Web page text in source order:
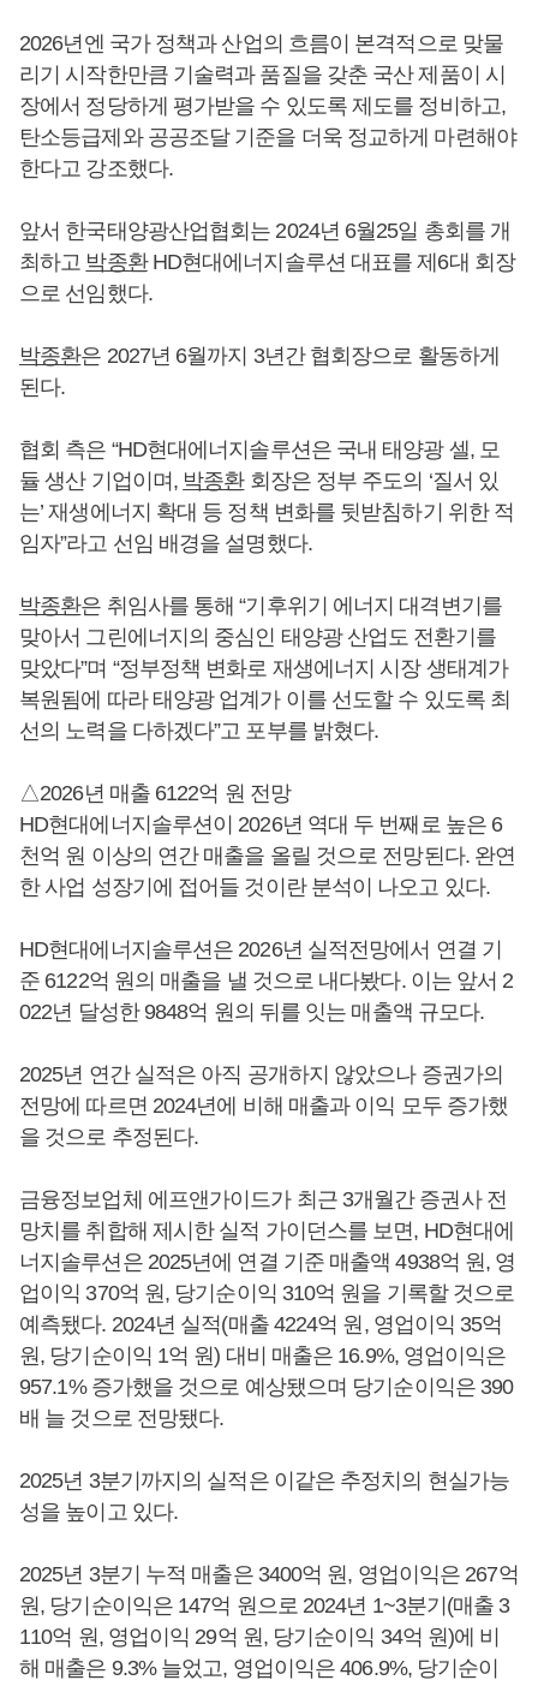
2026년엔 국가 정책과 산업의 흐름이 본격적으로 맞물
리기 시작한만큼 기술력과 품질을 갖춘 국산 제품이 시
장에서 정당하게 평가받을 수 있도록 제도를 정비하고,
탄소등급제와 공공조달 기준을 더욱 정교하게 마련해야
한다고 강조했다.
앞서 한국태양광산업협회는 2024년 6월25일 총회를 개
최하고 박종환HD현대에너지솔루션 대표를 제6대 회장
으로 선임했다.
박종환은 2027년 6월까지 3년간 협회장으로 활동하게
된다.
협회 측은 “HD현대에너지솔루션은 국내 태양광 셀, 모
듈 생산 기업이며, 박종환회장은 정부 주도의 ‘질서 있
는’ 재생에너지 확대 등 정책 변화를 뒷받침하기 위한 적
임자”라고 선임 배경을 설명했다.
박종환은 취임사를 통해 “기후위기 에너지 대격변기를
맞아서 그린에너지의 중심인 태양광 산업도 전환기를
맞았다”며 “정부정책 변화로 재생에너지 시장 생태계가
복원됨에 따라 태양광 업계가 이를 선도할 수 있도록 최
선의 노력을 다하겠다”고 포부를 밝혔다.
△2026년 매출 6122억 원 전망
HD현대에너지솔루션이 2026년 역대 두 번째로 높은 6
천억 원 이상의 연간 매출을 올릴 것으로 전망된다. 완연
한 사업 성장기에 접어들 것이란 분석이 나오고 있다.
HD현대에너지솔루션은 2026년 실적전망에서 연결 기
준 6122억 원의 매출을 낼 것으로 내다봤다. 이는 앞서 2
022년 달성한 9848억 원의 뒤를 잇는 매출액 규모다.
2025년 연간 실적은 아직 공개하지 않았으나 증권가의
전망에 따르면 2024년에 비해 매출과 이익 모두 증가했
을 것으로 추정된다.
금융정보업체 에프앤가이드가 최근 3개월간 증권사 전
망치를 취합해 제시한 실적 가이던스를 보면, HD현대에
너지솔루션은 2025년에 연결 기준 매출액 4938억 원, 영
업이익 370억 원, 당기순이익 310억 원을 기록할 것으로
예측됐다. 2024년 실적(매출 4224억 원, 영업이익 35억
원, 당기순이익 1억 원) 대비 매출은 16.9%, 영업이익은
957.1% 증가했을 것으로 예상됐으며 당기순이익은 390
배 늘 것으로 전망됐다.
2025년 3분기까지의 실적은 이같은 추정치의 현실가능
성을 높이고 있다.
2025년 3분기 누적 매출은 3400억 원, 영업이익은 267억
원, 당기순이익은 147억 원으로 2024년 1~3분기(매출 3
110억 원, 영업이익 29억 원, 당기순이익 34억 원)에 비
해 매출은 9.3% 늘었고, 영업이익은 406.9%, 당기순이